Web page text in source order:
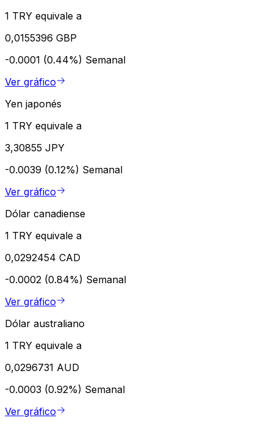
1 TRY equivale a
0,0155396 GBP
-0.0001 (0.44%) Semanal
Ver gráfico
Yen japonés
1 TRY equivale a
3,30855 JPY
-0.0039 (0.12%) Semanal
Ver gráfico
Dólar canadiense
1 TRY equivale a
0,0292454 CAD
-0.0002 (0.84%) Semanal
Ver gráfico
Dólar australiano
1 TRY equivale a
0,0296731 AUD
-0.0003 (0.92%) Semanal
Ver gráfico